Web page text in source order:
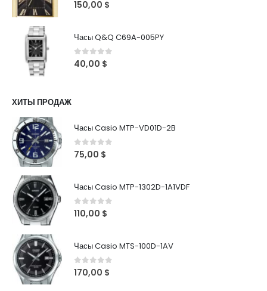
0out of 5
150,00 $
Часы Q&Q C69A-005PY
0 out of 5
40,00 $
ХИТЫ ПРОДАЖ
Часы Casio MTP-VD01D-2B
0out of 5
75,00 $
Часы Casio MTP-1302D-1A1VDF
0out of 5
110,00 $
Часы Casio MTS-100D-1AV
0out of 5
170,00 $